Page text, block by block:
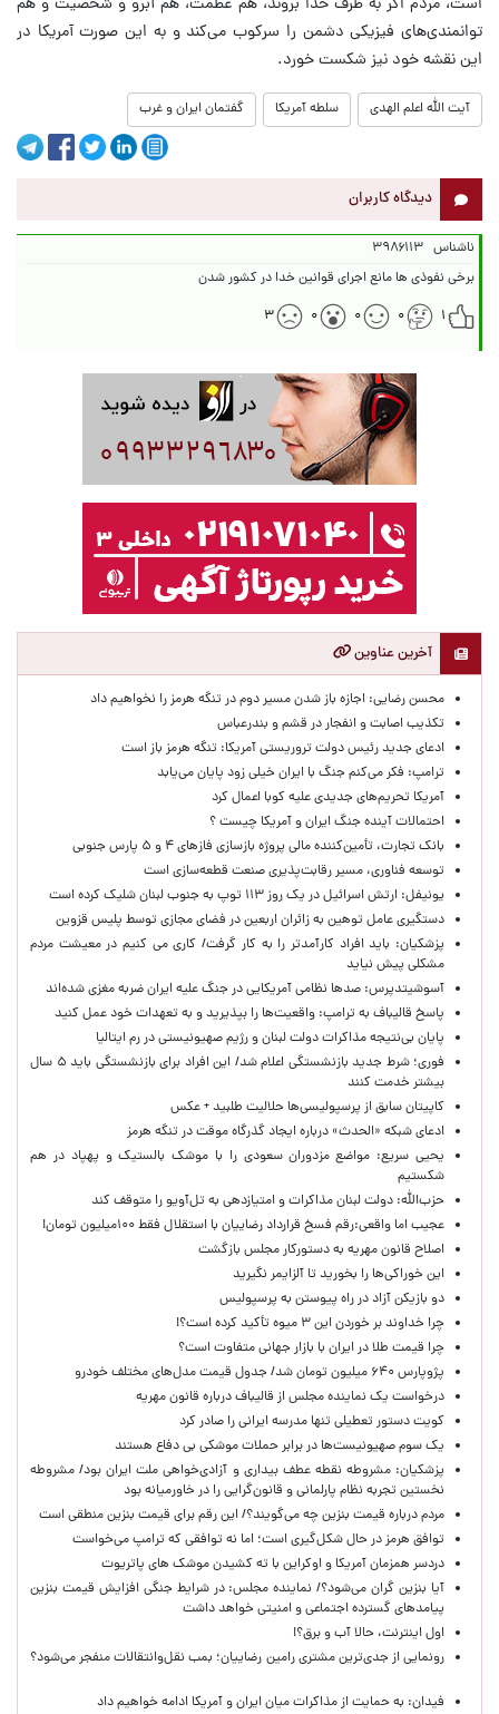
توانمندی‌های فیزیکی دشمن را سرکوب می‌کند و به این صورت آمریکا در
این نقشه خود نیز شکست خورد.
آیت الله اعلم الهدی سلطه آمریکا گفتمان ایران و غرب
دیدگاه کاربران
ناشناس ۳۹۸۶۱۱۳
برخی نفوذی ها مانع اجرای قوانین خدا در کشور شدن
۱
۰ ۰ ۰ ۳
آخرین عناوین
محسن رضایی: اجازه باز شدن مسیر دوم در تنگه هرمز را نخواهیم داد
تکذیب اصابت و انفجار در قشم و بندرعباس
ادعای جدید رئیس دولت تروریستی آمریکا: تنگه هرمز باز است
ترامپ: فکر می‌کنم جنگ با ایران خیلی زود پایان می‌یابد
آمریکا تحریم‌های جدیدی علیه کوبا اعمال کرد
احتمالات آینده جنگ ایران و آمریکا چیست ؟
بانک تجارت، تأمین‌کننده مالی پروژه بازسازی فازهای ۴ و ۵ پارس جنوبی
توسعه فناوری، مسیر رقابت‌پذیری صنعت قطعه‌سازی است
یونیفل: ارتش اسرائیل در یک روز ۱۱۳ توپ به جنوب لبنان شلیک کرده است
دستگیری عامل توهین به زائران اربعین در فضای مجازی توسط پلیس قزوین
پزشکیان: باید افراد کارآمدتر را به کار گرفت/ کاری می کنیم در معیشت مردم
مشکلی پیش نیاید
آسوشیتدپرس: صدها نظامی آمریکایی در جنگ علیه ایران ضربه مغزی شده‌اند
پاسخ قالیباف به ترامپ: واقعیت‌ها را بپذیرید و به تعهدات خود عمل کنید
پایان بی‌نتیجه مذاکرات دولت لبنان و رژیم صهیونیستی در رم ایتالیا
فوری؛ شرط جدید بازنشستگی اعلام شد/ این افراد برای بازنشستگی باید ۵ سال
بیشتر خدمت کنند
کاپیتان سابق از پرسپولیسی‌ها حلالیت طلبید + عکس
ادعای شبکه «الحدث» درباره ایجاد گذرگاه موقت در تنگه هرمز
یحیی سریع: مواضع مزدوران سعودی را با موشک بالستیک و پهپاد در هم
شکستیم
حزب‌الله: دولت لبنان مذاکرات و امتیازدهی به تل‌آویو را متوقف کند
عجیب اما واقعی:رقم فسخ قرارداد رضاییان با استقلال فقط ۱۰۰میلیون تومان!
اصلاح قانون مهریه به دستورکار مجلس بازگشت
این خوراکی‌ها را بخورید تا آلزایمر نگیرید
دو بازیکن آزاد در راه پیوستن به پرسپولیس
چرا خداوند بر خوردن این ۳ میوه تأکید کرده است؟!
چرا قیمت طلا در ایران با بازار جهانی متفاوت است؟
پژوپارس ۶۴۰ میلیون تومان شد/ جدول قیمت مدل‌های مختلف خودرو
درخواست یک نماینده مجلس از قالیباف درباره قانون مهریه
کویت دستور تعطیلی تنها مدرسه ایرانی را صادر کرد
یک‌ سوم صهیونیست‌ها در برابر حملات موشکی بی دفاع هستند
پزشکیان: مشروطه نقطه عطف بیداری و آزادی‌خواهی ملت ایران بود/ مشروطه
نخستین تجربه نظام پارلمانی و قانون‌گرایی را در خاورمیانه بود
مردم درباره قیمت بنزین چه می‌گویند؟/ این رقم برای قیمت بنزین منطقی است
توافق هرمز در حال شکل‌گیری است؛ اما نه توافقی که ترامپ می‌خواست
دردسر همزمان آمریکا و اوکراین با ته کشیدن موشک های پاتریوت
آیا بنزین گران می‌شود؟/ نماینده مجلس: در شرایط جنگی افزایش قیمت بنزین
پیامدهای گسترده اجتماعی و امنیتی خواهد داشت
اول اینترنت، حالا آب و برق؟!
رونمایی از جدی‌ترین مشتری رامین رضاییان؛ بمب نقل‌وانتقالات منفجر می‌شود؟
فیدان: به حمایت از مذاکرات میان ایران و آمریکا ادامه خواهیم داد